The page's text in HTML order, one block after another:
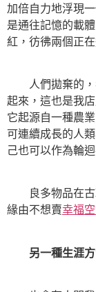
加倍自力地浮現
是通往記憶的載
紅，彷彿兩個正
人們拋棄的，
起來，這也是我
它起源自一種農
可連續成長的人
己也可以作為輪
良多物品在古
緣由不想賣幸福
另一種生涯